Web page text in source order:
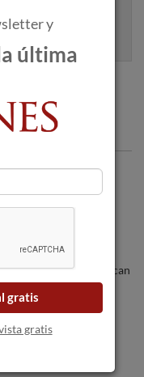
de lujo y glamour
amenazan a las
que las llamas se acercan
2011, 95 puntos
y
última
gratis
gratis